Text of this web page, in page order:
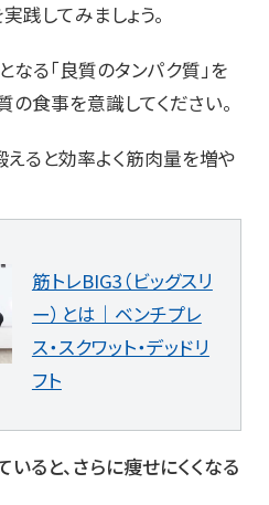
践してみましょう。
る「良質のタンパク質」を
食事を意識してください。
えると効率よく筋肉量を増や
筋トレBIG3（ビッグスリ
ー）とは｜ベンチプレ
ス・スクワット・デッドリ
フト
いると、さらに痩せにくくなる